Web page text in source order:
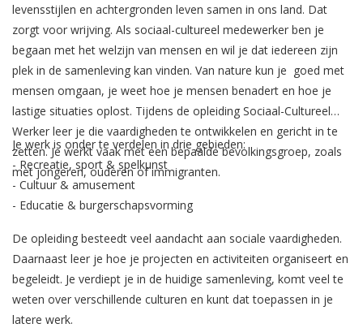
levensstijlen en achtergronden leven samen in ons land. Dat
zorgt voor wrijving. Als sociaal-cultureel medewerker ben je
begaan met het welzijn van mensen en wil je dat iedereen zijn
plek in de samenleving kan vinden. Van nature kun je goed met
mensen omgaan, je weet hoe je mensen benadert en hoe je
lastige situaties oplost. Tijdens de opleiding Sociaal-Cultureel
Werker leer je die vaardigheden te ontwikkelen en gericht in te
zetten. Je werkt vaak met een bepaalde bevolkingsgroep, zoals
met jongeren, ouderen of immigranten.
Je werk is onder te verdelen in drie gebieden:
- Recreatie, sport & spelkunst
- Cultuur & amusement
- Educatie & burgerschapsvorming
De opleiding besteedt veel aandacht aan sociale vaardigheden.
Daarnaast leer je hoe je projecten en activiteiten organiseert en
begeleidt. Je verdiept je in de huidige samenleving, komt veel te
weten over verschillende culturen en kunt dat toepassen in je
latere werk.